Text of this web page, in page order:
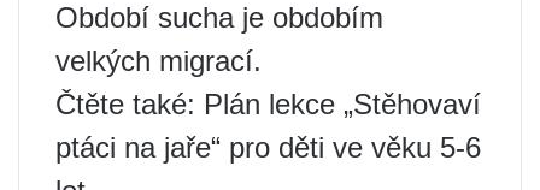
Období sucha je obdobím
velkých migrací.
Čtěte také: Plán lekce „Stěhovaví
ptáci na jaře“ pro děti ve věku 5-6